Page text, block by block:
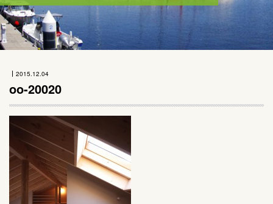
2015.12.04
oo-20020